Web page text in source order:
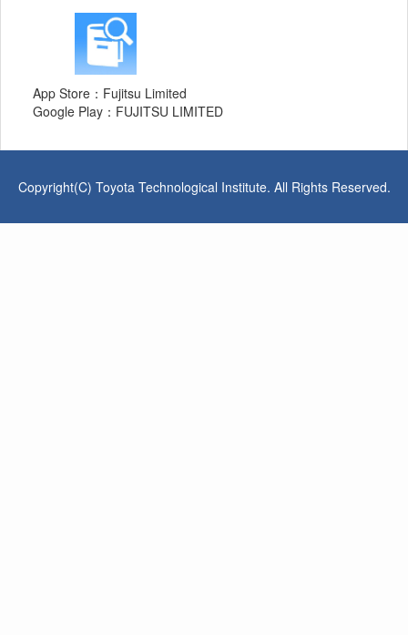
App Store：Fujitsu Limited
Google Play：FUJITSU LIMITED
Copyright(C) Toyota Technological Institute. All Rights Reserved.